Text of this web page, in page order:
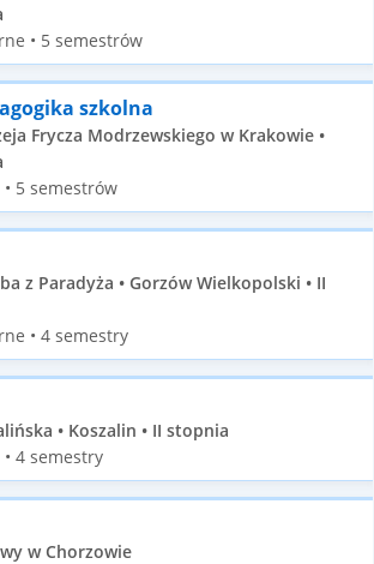
• 5 semestrów
szkolna
Frycza Modrzewskiego w Krakowie •
5 semestrów
z Paradyża • Gorzów Wielkopolski • II
• 4 semestry
• Koszalin • II stopnia
4 semestry
w Chorzowie